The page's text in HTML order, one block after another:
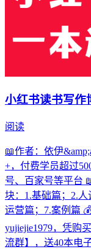
小红书读书写作
阅读
📖作者：依伊
+，付费学员超过
号、百家号等平台
块：1.基础篇；2.
运营篇；7.案例篇
yujiejie1979，凭购
流群】，送40本电